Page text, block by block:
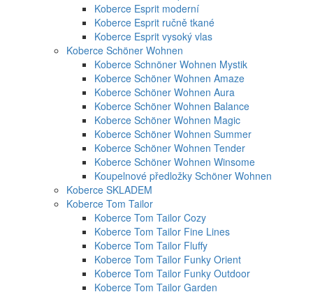
Koberce Esprit moderní
Koberce Esprit ručně tkané
Koberce Esprit vysoký vlas
Koberce Schöner Wohnen
Koberce Schnöner Wohnen Mystik
Koberce Schöner Wohnen Amaze
Koberce Schöner Wohnen Aura
Koberce Schöner Wohnen Balance
Koberce Schöner Wohnen Magic
Koberce Schöner Wohnen Summer
Koberce Schöner Wohnen Tender
Koberce Schöner Wohnen Winsome
Koupelnové předložky Schöner Wohnen
Koberce SKLADEM
Koberce Tom Tailor
Koberce Tom Tailor Cozy
Koberce Tom Tailor Fine Lines
Koberce Tom Tailor Fluffy
Koberce Tom Tailor Funky Orient
Koberce Tom Tailor Funky Outdoor
Koberce Tom Tailor Garden